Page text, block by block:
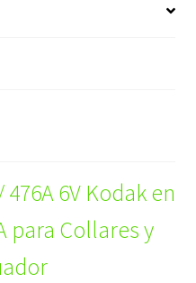
6V Kodak en
para Collares y